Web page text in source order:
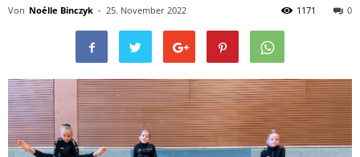
Von Noélle Binczyk - 25. November 2022 0
1171